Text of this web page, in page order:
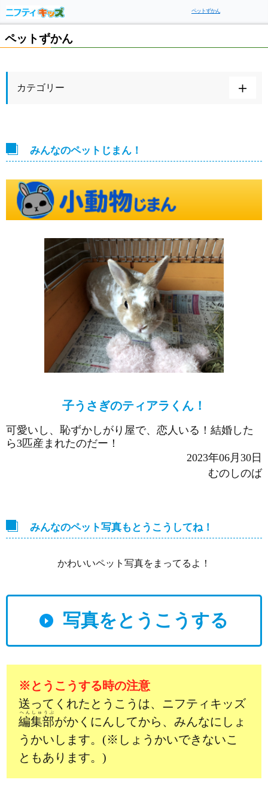
ペットずかん
ペットずかん
カテゴリー
みんなのペットじまん！
子うさぎのティアラくん！
可愛いし、恥ずかしがり屋で、恋人いる！結婚した
ら3匹産まれたのだー！
2023年06月30日
むのしのば
みんなのペット写真もとうこうしてね！
かわいいペット写真をまってるよ！
写真をとうこうする
※とうこうする時の注意
送ってくれたとうこうは、ニフティキッズ
編集部
へんしゅうぶ
がかくにんしてから、みんなにしょ
うかいします。(※しょうかいできないこ
ともあります。)